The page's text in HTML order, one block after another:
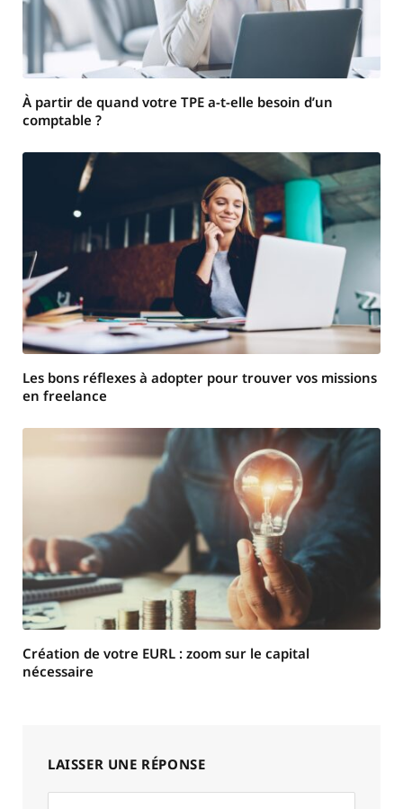
À partir de quand votre TPE a-t-elle besoin d’un
comptable ?
Les bons réflexes à adopter pour trouver vos missions
en freelance
Création de votre EURL : zoom sur le capital
nécessaire
LAISSER UNE RÉPONSE